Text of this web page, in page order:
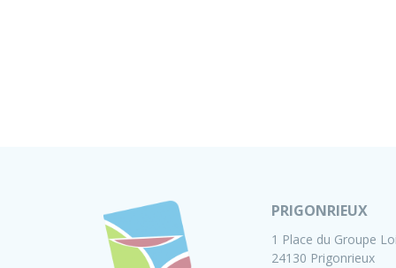
PRIGONRIEUX
1 Place du Groupe
24130 Prigonrieux